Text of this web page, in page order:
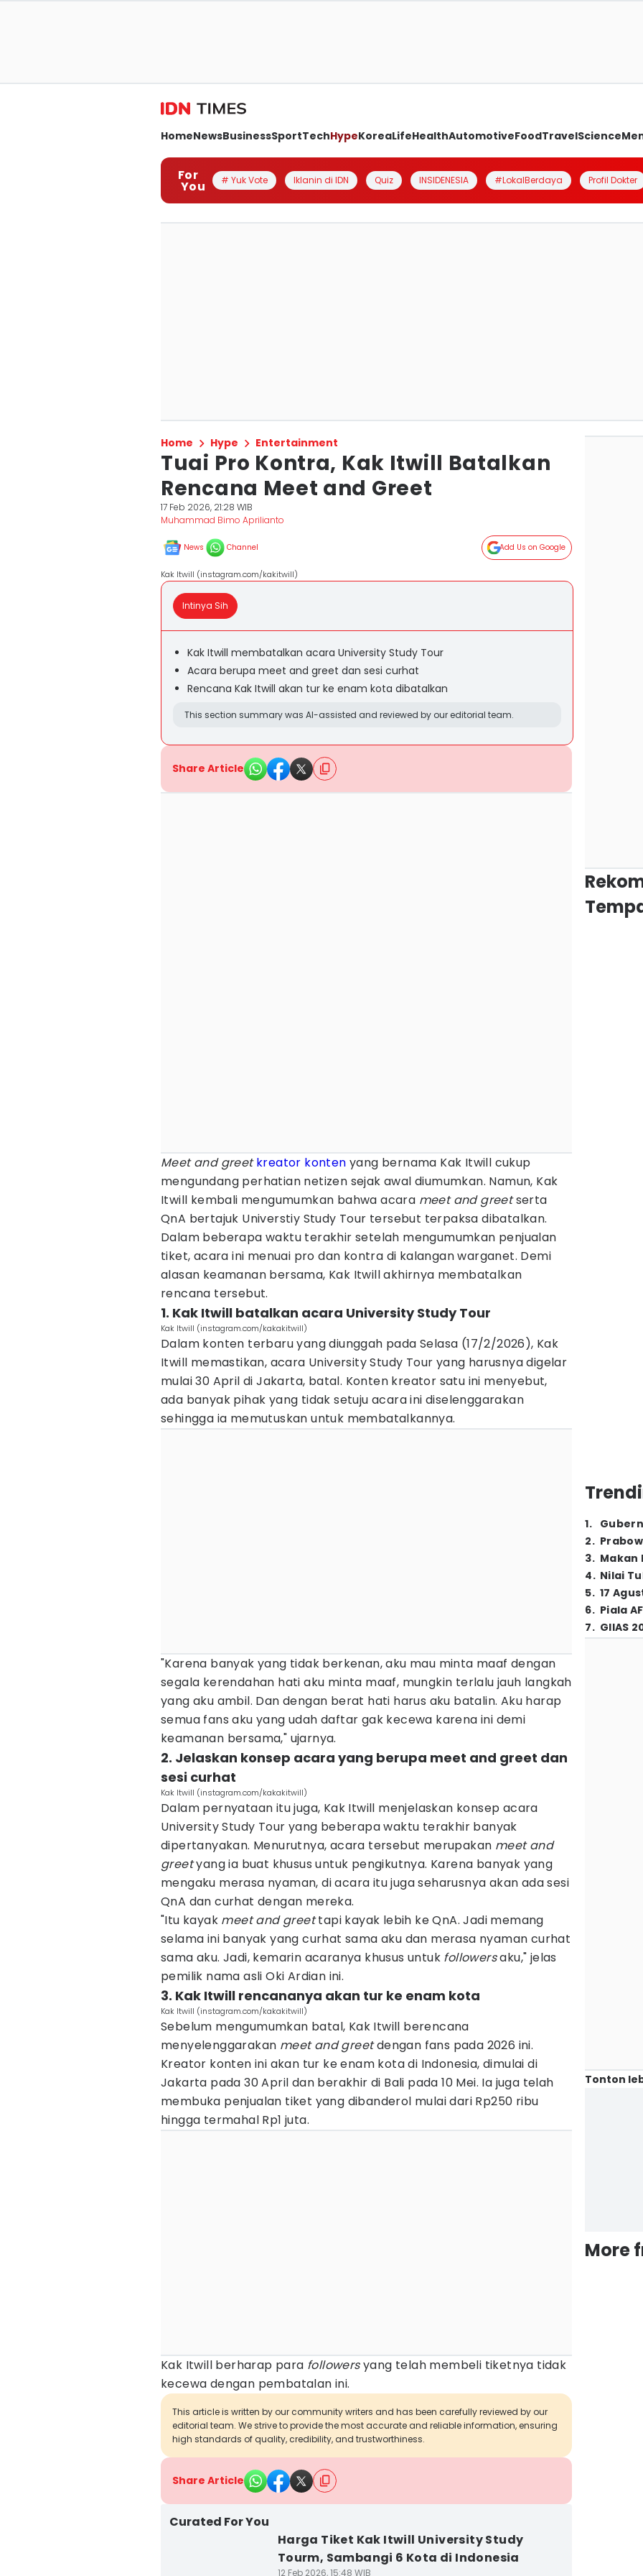
HomeNewsBusinessSportTechHypeKoreaLifeHealthAutomotiveFoodTravelScience
For
You # Yuk Vote Iklanin di IDN Quiz INSIDENESIA #LokalBerdaya Profil Dokter
Home Hype Entertainment
Tuai Pro Kontra, Kak Itwill Batalkan
Rencana Meet and Greet
17 Feb 2026, 21:28 WIB
Muhammad Bimo Aprilianto
News Channel Add Us on Google
Kak Itwill (instagram.com/kakitwill)
Intinya Sih
Kak Itwill membatalkan acara University Study Tour
Acara berupa meet and greet dan sesi curhat
Rencana Kak Itwill akan tur ke enam kota dibatalkan
This section summary was AI-assisted and reviewed by our editorial team.
Share Article
Meet and greet kreator konten yang bernama Kak Itwill cukup
mengundang perhatian netizen sejak awal diumumkan. Namun, Kak
Itwill kembali mengumumkan bahwa acara meet and greetserta
QnA bertajuk Universtiy Study Tour tersebut terpaksa dibatalkan.
Dalam beberapa waktu terakhir setelah mengumumkan penjualan
tiket, acara ini menuai pro dan kontra di kalangan warganet. Demi
alasan keamanan bersama, Kak Itwill akhirnya membatalkan
rencana tersebut.
1. Kak Itwill batalkan acara University Study Tour
Kak Itwill (instagram.com/kakakitwill)
Dalam konten terbaru yang diunggah pada Selasa (17/2/2026), Kak
Itwill memastikan, acara University Study Tour yang harusnya digelar
mulai 30 April di Jakarta, batal. Konten kreator satu ini menyebut,
ada banyak pihak yang tidak setuju acara ini diselenggarakan
sehingga ia memutuskan untuk membatalkannya.
"Karena banyak yang tidak berkenan, aku mau minta maaf dengan
segala kerendahan hati aku minta maaf, mungkin terlalu jauh langkah
yang aku ambil. Dan dengan berat hati harus aku batalin. Aku harap
semua fans aku yang udah daftar gak kecewa karena ini demi
keamanan bersama," ujarnya.
2. Jelaskan konsep acara yang berupa meet and greet dan
sesi curhat
Kak Itwill (instagram.com/kakakitwill)
Dalam pernyataan itu juga, Kak Itwill menjelaskan konsep acara
University Study Tour yang beberapa waktu terakhir banyak
dipertanyakan. Menurutnya, acara tersebut merupakan meet and
greetyang ia buat khusus untuk pengikutnya. Karena banyak yang
mengaku merasa nyaman, di acara itu juga seharusnya akan ada sesi
QnA dan curhat dengan mereka.
"Itu kayak meet and greettapi kayak lebih ke QnA. Jadi memang
selama ini banyak yang curhat sama aku dan merasa nyaman curhat
sama aku. Jadi, kemarin acaranya khusus untuk followersaku," jelas
pemilik nama asli Oki Ardian ini.
3. Kak Itwill rencananya akan tur ke enam kota
Kak Itwill (instagram.com/kakakitwill)
Sebelum mengumumkan batal, Kak Itwill berencana
menyelenggarakan meet and greetdengan fans pada 2026 ini.
Kreator konten ini akan tur ke enam kota di Indonesia, dimulai di
Jakarta pada 30 April dan berakhir di Bali pada 10 Mei. Ia juga telah
membuka penjualan tiket yang dibanderol mulai dari Rp250 ribu
hingga termahal Rp1 juta.
Kak Itwill berharap para followersyang telah membeli tiketnya tidak
kecewa dengan pembatalan ini.
This article is written by our community writers and has been carefully reviewed by our
editorial team. We strive to provide the most accurate and reliable information, ensuring
high standards of quality, credibility, and trustworthiness.
Share Article
Curated For You
Harga Tiket Kak Itwill University Study
Tourm, Sambangi 6 Kota di Indonesia
12 Feb 2026, 15:48 WIB
1.
2.
3. Makan
4. Nilai
5. 17
6. Piala
7. GIIAS
Tonton
More